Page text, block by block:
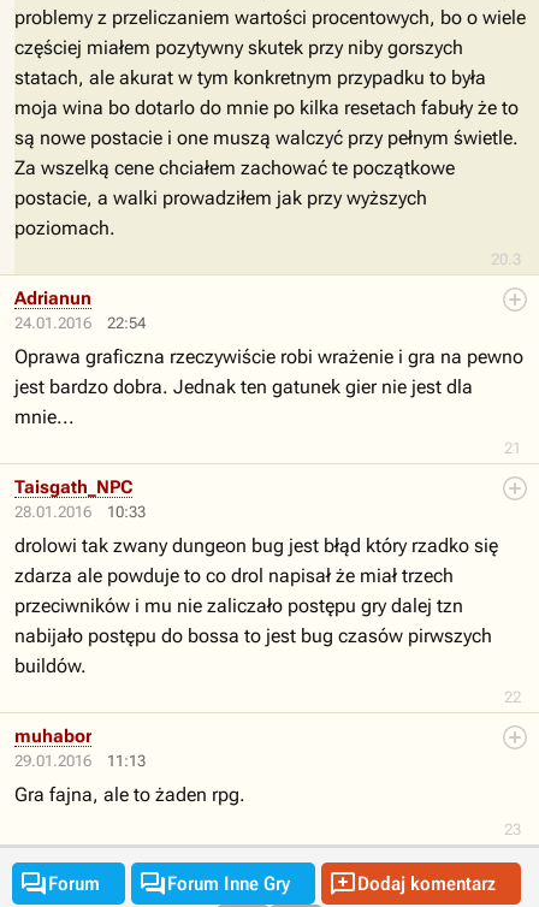
20.3
problemy z przeliczaniem wartości procentowych, bo o wiele
częściej miałem pozytywny skutek przy niby gorszych
statach, ale akurat w tym konkretnym przypadku to była
moja wina bo dotarlo do mnie po kilka resetach fabuły że to
są nowe postacie i one muszą walczyć przy pełnym świetle.
Za wszelką cene chciałem zachować te początkowe
postacie, a walki prowadziłem jak przy wyższych
poziomach.
24.01.2016 22:54
21
Adrianun
Oprawa graficzna rzeczywiście robi wrażenie i gra na pewno
jest bardzo dobra. Jednak ten gatunek gier nie jest dla
mnie...
28.01.2016 10:33
22
Taisgath_NPC
drolowi tak zwany dungeon bug jest błąd który rzadko się
zdarza ale powduje to co drol napisał że miał trzech
przeciwników i mu nie zaliczało postępu gry dalej tzn
nabijało postępu do bossa to jest bug czasów pirwszych
buildów.
29.01.2016 11:13
23
muhabor
Gra fajna, ale to żaden rpg.
Forum Forum Inne Gry Dodaj komentarz